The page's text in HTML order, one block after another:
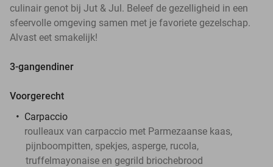
culinair genot bij Jut & Jul. Beleef de gezelligheid in een
sfeervolle omgeving samen met je favoriete gezelschap.
Alvast eet smakelijk!
3-gangendiner
Voorgerecht
Carpaccio
roulleaux van carpaccio met Parmezaanse kaas,
pijnboompitten, spekjes, asperge, rucola,
truffelmayonaise en gegrild briochebrood